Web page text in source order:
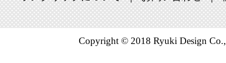
Copyright © 2018 Ryuki Design